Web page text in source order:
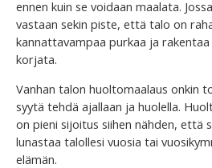
ennen kuin se voidaan maalata.
vastaan sekin piste, että talo on
kannattavampaa purkaa ja rakentaa
korjata.
Vanhan talon huoltomaalaus onkin
syytä tehdä ajallaan ja huolella.
on pieni sijoitus siihen nähden, että
lunastaa talollesi vuosia tai
elämän.